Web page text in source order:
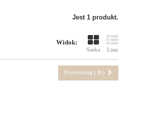
Jest 1 produkt.
Widok:
Siatka Lista
Porównaj ( 0 )